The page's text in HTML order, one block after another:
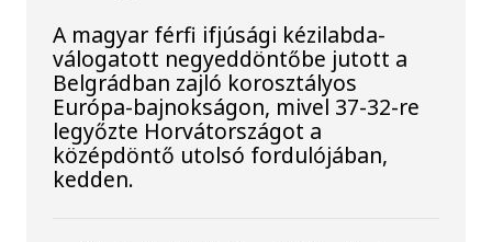
A magyar férfi ifjúsági kézilabda-
válogatott negyeddöntőbe jutott a
Belgrádban zajló korosztályos
Európa-bajnokságon, mivel 37-32-re
legyőzte Horvátországot a
középdöntő utolsó fordulójában,
kedden.